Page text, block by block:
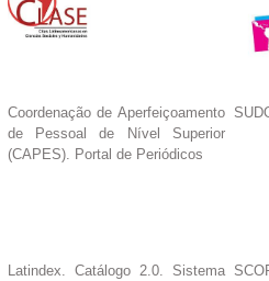
Coordenação de Aperfeiçoamento
de Pessoal de Nível Superior
(CAPES). Portal de Periódicos
Latindex. Catálogo 2.0. Sistema